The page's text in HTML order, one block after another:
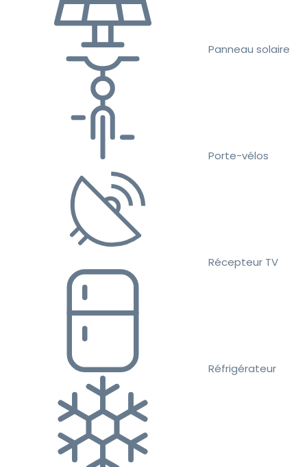
Panneau solaire
Porte-vélos
Récepteur TV
Réfrigérateur